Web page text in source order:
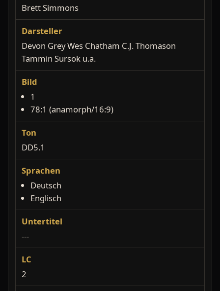
Brett Simmons
Darsteller
Devon Grey Wes Chatham C.J. Thomason
Tammin Sursok u.a.
Bild
1
78:1 (anamorph/16:9)
Ton
DD5.1
Sprachen
Deutsch
Englisch
Untertitel
---
LC
2